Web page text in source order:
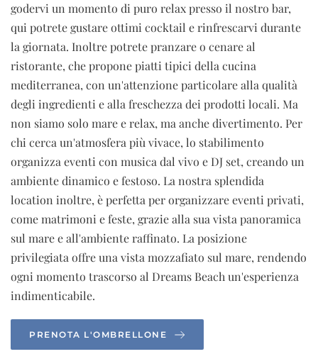
godervi un momento di puro relax presso il nostro bar,
qui potrete gustare ottimi cocktail e rinfrescarvi durante
la giornata. Inoltre potrete pranzare o cenare al
ristorante, che propone piatti tipici della cucina
mediterranea, con un'attenzione particolare alla qualità
degli ingredienti e alla freschezza dei prodotti locali. Ma
non siamo solo mare e relax, ma anche divertimento. Per
chi cerca un'atmosfera più vivace, lo stabilimento
organizza eventi con musica dal vivo e DJ set, creando un
ambiente dinamico e festoso. La nostra splendida
location inoltre, è perfetta per organizzare eventi privati,
come matrimoni e feste, grazie alla sua vista panoramica
sul mare e all'ambiente raffinato. La posizione
privilegiata offre una vista mozzafiato sul mare, rendendo
ogni momento trascorso al Dreams Beach un'esperienza
indimenticabile.
PRENOTA L'OMBRELLONE